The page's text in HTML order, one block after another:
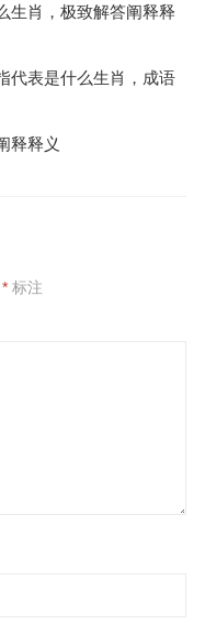
生肖，极致解答阐释释
代表是什么生肖，成语
释释义
*标注